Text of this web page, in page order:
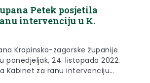
Petek posjetila
intervenciju u K.
Krapinsko-zagorske županije
ponedjeljak, 24. listopada 2022.
Kabinet za ranu intervenciju